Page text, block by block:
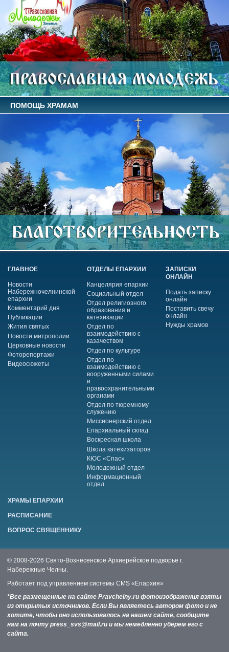
ПОМОЩЬ ХРАМАМ
ГЛАВНОЕ
Новости
Набережночелнинской
епархии
Комментарий дня
Публикации
Жития святых
Новости митрополии
Церковные новости
Фоторепортажи
Видеосюжеты
ОТДЕЛЫ ЕПАРХИИ
Канцелярия епархии
Социальный отдел
Отдел религиозного
образования и
катехизации
Отдел по
взаимодействию с
казачеством
Отдел по культуре
Отдел по
взаимодействию с
вооруженными силами
и
правоохранительными
органами
Отдел по тюремному
служению
Миссионерский отдел
Епархиальный склад
Воскресная школа
Школа катехизаторов
КЮС «Спас»
Молодежный отдел
Информационный
отдел
ЗАПИСКИ
ОНЛАЙН
Подать записку
онлайн
Поставить свечу
онлайн
Нужды храмов
ХРАМЫ ЕПАРХИИ
РАСПИСАНИЕ
ВОПРОС СВЯЩЕННИКУ
© 2008-2026 Свято-Вознесенское Архиерейское подворье г.
Набережные Челны.
Работает под управлением системы CMS «Епархия»
*Все размещенные на сайте Pravchelny.ru фотоизображения взяты
из открытых источников. Если Вы являетесь автором фото и не
хотите, чтобы оно использовалось на нашем сайте, сообщите
нам на почту press_svs@mail.ru и мы немедленно уберем его с
сайта.